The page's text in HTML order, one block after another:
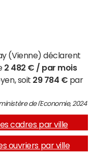
(Vienne) déclarent
2 482 € / par mois
soit 29 784 € par
de l'Economie, 2024
cadres par ville
ouvriers par ville